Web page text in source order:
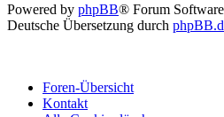
Powered by phpBB® Forum
Deutsche Übersetzung durch
Foren-Übersicht
Kontakt